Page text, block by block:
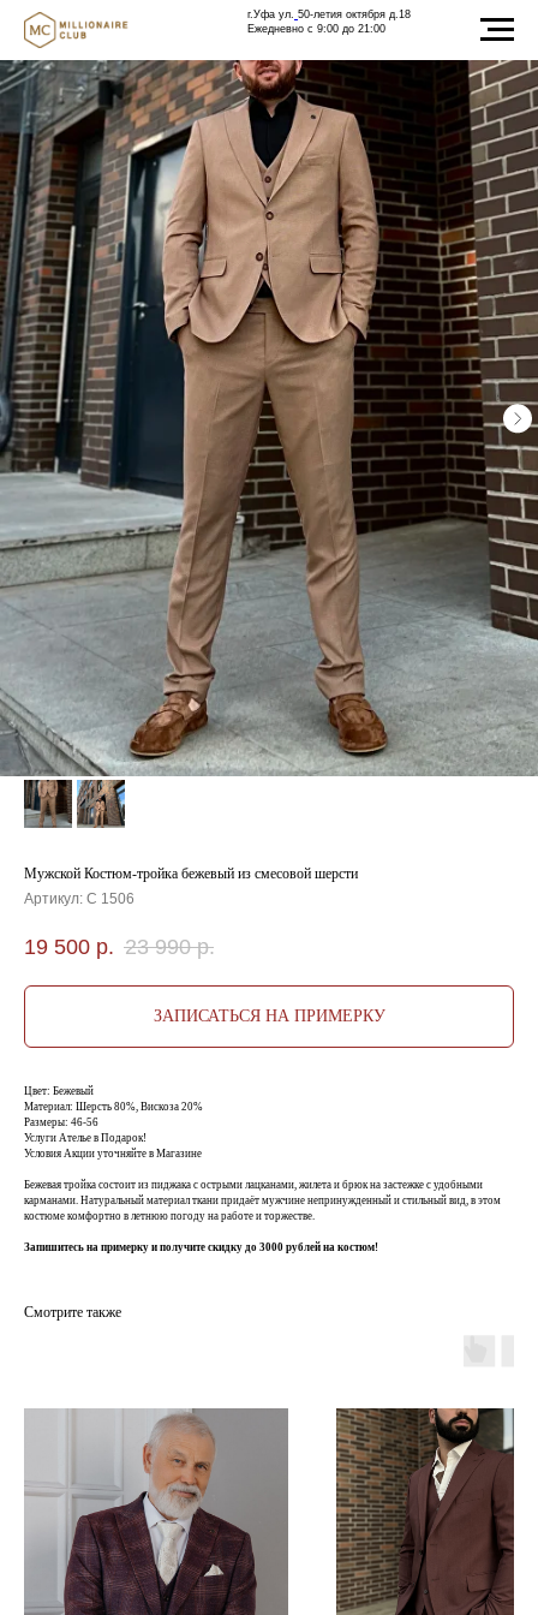
г.Уфа ул. 50-летия октября д.18
Ежедневно с 9:00 до 21:00
Мужской Костюм-тройка бежевый из смесовой шерсти
Артикул: С 1506
19 500 р. 23 990 р.
ЗАПИСАТЬСЯ НА ПРИМЕРКУ
Цвет: Бежевый
Материал: Шерсть 80%, Вискоза 20%
Размеры: 46-56
Услуги Ателье в Подарок!
Условия Акции уточняйте в Магазине
Бежевая тройка состоит из пиджака с острыми лацканами, жилета и брюк на застежке с удобными
карманами. Натуральный материал ткани придаёт мужчине непринужденный и стильный вид, в этом
костюме комфортно в летнюю погоду на работе и торжестве.
Запишитесь на примерку и получите скидку до 3000 рублей на костюм!
Смотрите также